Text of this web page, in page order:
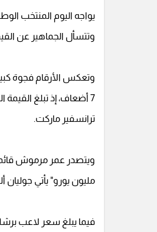
وتتسأل الجماهير عن
وتعكس الأرقام فجوة
ترانسفير ماركت.
مليون يورو" يأتي جوليان
فيما يبلغ سعر لاعب برشلونة حمزة عبد